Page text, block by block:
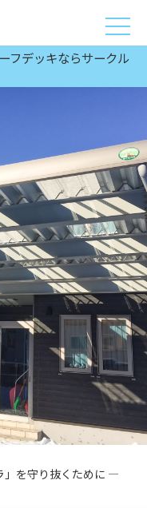
フデッキならサークル
の手順を解説
い方！急げ
軍団サークルフェロー
」を守り抜くために ―